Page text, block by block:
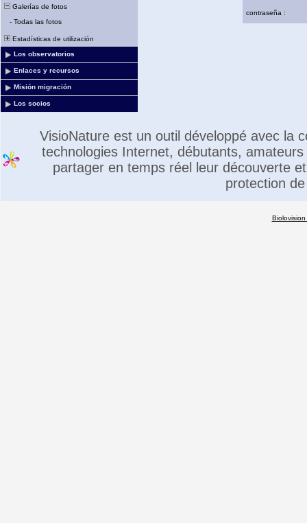
Galerías de fotos
- Todas las fotos
Estadísticas de utilización
Los observatorios
Enlaces y recursos
Misión migración
Los socios
contraseña :
VisioNature est un outil développé avec la
technologies Internet, débutants,
partager en temps réel leur découverte
protection
Biolovision